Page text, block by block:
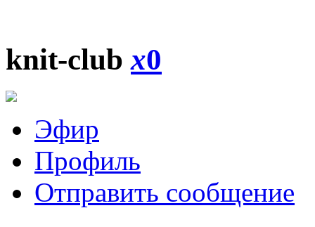
knit-clubx0
Эфир
Профиль
Отправить сообщение